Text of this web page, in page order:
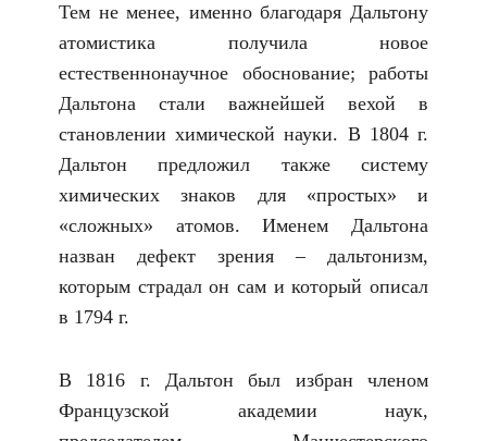
Тем не менее, именно благодаря Дальтону
атомистика получила новое
естественнонаучное обоснование; работы
Дальтона стали важнейшей вехой в
становлении химической науки. В 1804 г.
Дальтон предложил также систему
химических знаков для «простых» и
«сложных» атомов. Именем Дальтона
назван дефект зрения – дальтонизм,
которым страдал он сам и который описал
в 1794 г.
В 1816 г. Дальтон был избран членом
Французской академии наук,